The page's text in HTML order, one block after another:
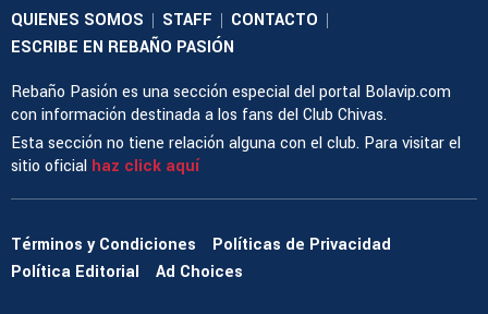
QUIENES SOMOS | STAFF | CONTACTO |
ESCRIBE EN REBAÑO PASIÓN
Rebaño Pasión es una sección especial del portal Bolavip.com
con información destinada a los fans del Club Chivas.
Esta sección no tiene relación alguna con el club. Para visitar el
sitio oficial haz click aquí
Términos y Condiciones
Políticas de Privacidad
Política Editorial
Ad Choices